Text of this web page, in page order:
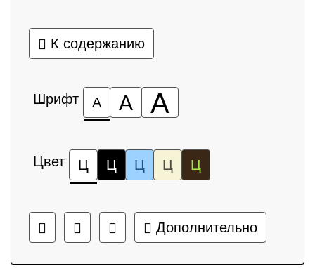
К содержанию
Шрифт А А А
Цвет Ц Ц Ц Ц Ц
Дополнительно